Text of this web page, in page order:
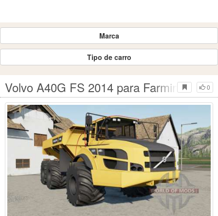
Marca
Tipo de carro
0
Volvo A40G FS 2014 para Farming